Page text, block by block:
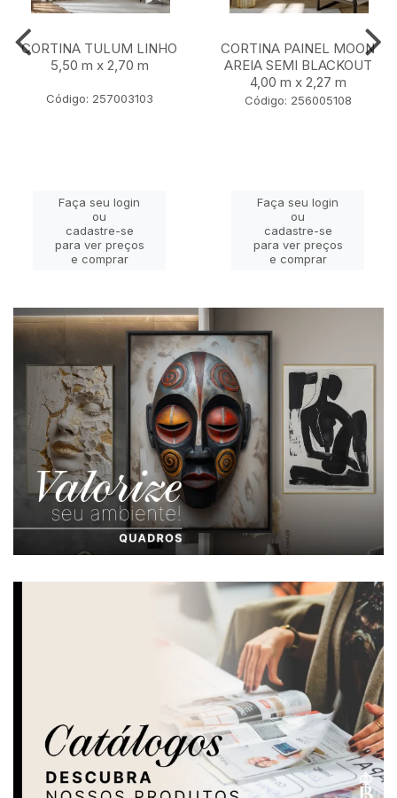
CORTINA TULUM LINHO
5,50 m x 2,70 m
Código: 257003103
Faça seu login
ou
cadastre-se
para ver preços
e comprar
CORTINA PAINEL MOON
AREIA SEMI BLACKOUT
4,00 m x 2,27 m
Código: 256005108
Faça seu login
ou
cadastre-se
para ver preços
e comprar